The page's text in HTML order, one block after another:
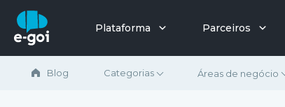
Ir para o conteúdo
Plataforma Parceiros
Blog Categorias Áreas de negócio